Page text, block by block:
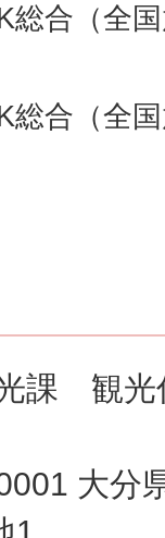
総合（全
総合（全
課 観光
大分